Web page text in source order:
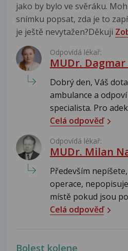
jako by bylo ve svěráku.
snímku popsat, zda je to
je ještě nevytažen?Děkuji
Odpovídá lékař:
MUDr.
Dobrý den, Váš
ambulance a
specialista. Pro
Celá odpověď
Odpovídá lékař:
MUDr. Milan
Především
operace,
místě pokud jsou
Celá odpověď
Bolest kolene